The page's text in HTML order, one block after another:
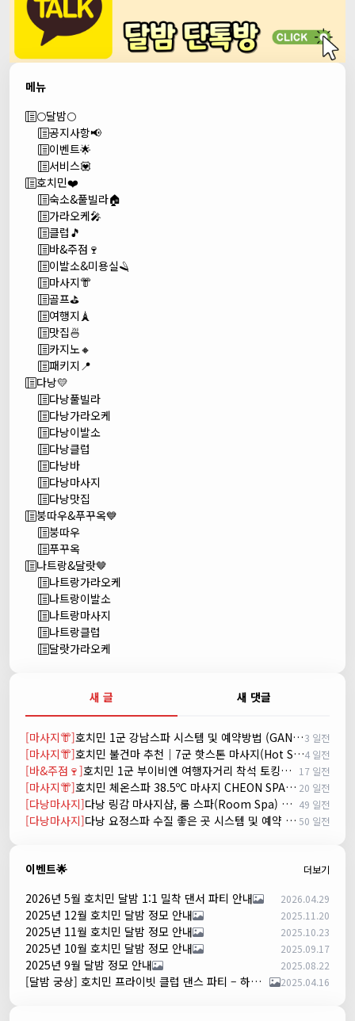
메뉴
🌕달밤🌕
공지사항📢
이벤트🌟
서비스💟
호치민❤️
숙소&풀빌라🏠
가라오케🎤
클럽🎵
바&주점🍷
이발소&미용실🪒
마사지👘
골프⛳
여행지🗼
맛집🍜
카지노🔸
패키지📍
다낭💛
다낭풀빌라
다낭가라오케
다낭이발소
다낭클럽
다낭바
다낭마사지
다낭맛집
붕따우&푸꾸옥💙
붕따우
푸꾸옥
나트랑&달랏🤎
나트랑가라오케
나트랑이발소
나트랑마사지
나트랑클럽
달랏가라오케
새 글 새 댓글
[마사지👘] 호치민 1군 강남스파 시스템 및 예약방법 (GANGNAM SPA)3 일전
[마사지👘] 호치민 불건마 추천｜7군 핫스톤 마사지(Hot Stone massage)4 일전
[바&주점🍷] 호치민 1군 부이비엔 여행자거리 착석 토킹바 놀이터 (NORITER LOUNGE) 17 일전
[마사지👘] 호치민 체온스파 38.5ºC 마사지 CHEON SPA Massage 20 일전
[다낭마사지] 다낭 링감 마사지샵, 룸 스파(Room Spa) 예약 49 일전
[다낭마사지] 다낭 요정스파 수질 좋은 곳 시스템 및 예약 방법 50 일전
이벤트🌟 더보기
2026년 5월 호치민 달밤 1:1 밀착 댄서 파티 안내 2026.04.29
2025년 12월 호치민 달밤 정모 안내 2025.11.20
2025년 11월 호치민 달밤 정모 안내 2025.10.23
2025년 10월 호치민 달밤 정모 안내 2025.09.17
2025년 9월 달밤 정모 안내 2025.08.22
[달밤 궁상] 호치민 프라이빗 클럽 댄스 파티 – 하루 한 팀만! 2025.04.16